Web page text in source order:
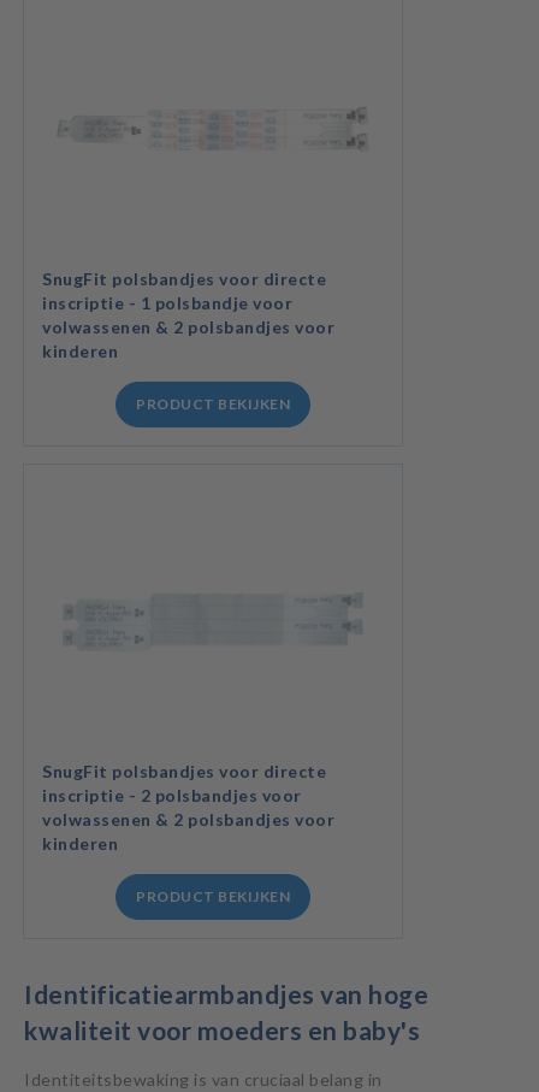
SnugFit polsbandjes voor directe
inscriptie - 1 polsbandje voor
volwassenen & 2 polsbandjes voor
kinderen
PRODUCT BEKIJKEN
SnugFit polsbandjes voor directe
inscriptie - 2 polsbandjes voor
volwassenen & 2 polsbandjes voor
kinderen
PRODUCT BEKIJKEN
Identificatiearmbandjes van hoge
kwaliteit voor moeders en baby's
Identiteitsbewaking is van cruciaal belang in